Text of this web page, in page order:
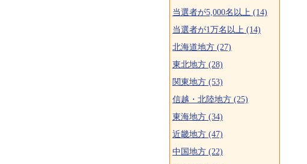
当選者が5,000名以上 (14)
当選者が1万名以上 (14)
北海道地方 (27)
東北地方 (28)
関東地方 (53)
信越・北陸地方 (25)
東海地方 (34)
近畿地方 (47)
中国地方 (22)